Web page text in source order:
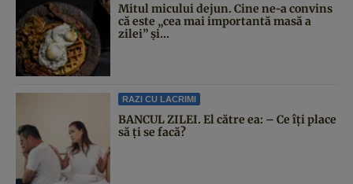
Mitul micului dejun. Cine ne-a convins
că este „cea mai importantă masă a
zilei” și...
RAZI CU LACRIMI
BANCUL ZILEI. El către ea: – Ce îți place
să ți se facă?